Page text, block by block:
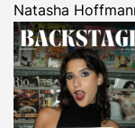
Natasha